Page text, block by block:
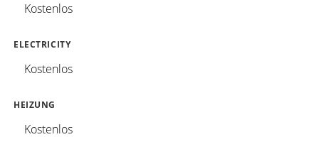
Kostenlos
ELECTRICITY
Kostenlos
HEIZUNG
Kostenlos